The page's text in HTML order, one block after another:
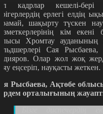
кадрлар кешелі-бері
ерлегі елдің
шақырту түскен
кім
Хромтау ауданының
Сая
Олар жол жоқ
еңсеріп, науқасты жеткен.
Рысбаева, Ақтөбе
орталығының